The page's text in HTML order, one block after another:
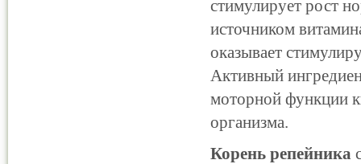
стимулирует рост
источником
оказывает
Активный
моторной функции
организма.
Корень репейника